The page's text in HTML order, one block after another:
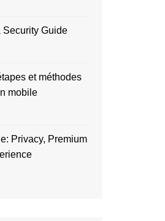
Security Guide
et méthodes
mobile
Privacy, Premium